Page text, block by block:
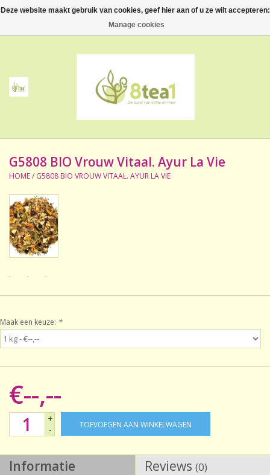
0 Artikelen - €--,--
Thee
Accessoires
NIEUW! Verpakte thee
BeppeDeli en 8tea1
Contact
Sale!
Laatste kans!
G5808 BIO Vrouw Vitaal. Ayur La Vie
HOME/ G5808 BIO VROUW VITAAL. AYUR LA VIE
Maak een keuze: *
€--,--
+
-
TOEVOEGEN AAN WINKELWAGEN
Informatie Reviews (0)
Deze website maakt gebruik van cookies, geef hier aan of u ze wilt accepteren:
Manage cookies